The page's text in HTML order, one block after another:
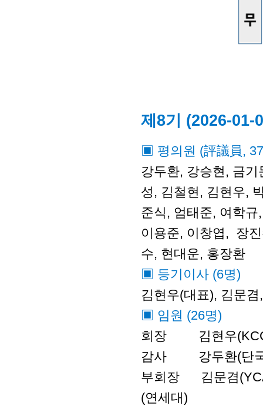
제8기 (2026-01-
▣ 평의원 (評議員,
강두환, 강승현, 금
성, 김철현, 김현우,
준식, 엄태준, 여학
이용준, 이창엽, 장
수, 현대운, 홍장환
▣ 등기이사 (6명)
김현우(대표), 김문
▣ 임원 (26명)
회장 김현우(KCC
감사 강두환(단국
부회장 김문겸
(연세대)